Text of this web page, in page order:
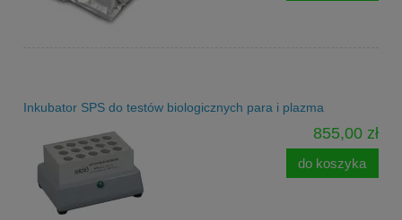
Inkubator SPS do testów biologicznych para i plazma
855,00 zł
do koszyka